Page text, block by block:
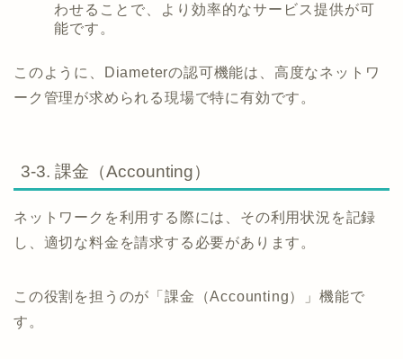
わせることで、より効率的なサービス提供が可
能です。
このように、Diameterの認可機能は、高度なネットワ
ーク管理が求められる現場で特に有効です。
3-3. 課金（Accounting）
ネットワークを利用する際には、その利用状況を記録
し、適切な料金を請求する必要があります。
この役割を担うのが「課金（Accounting）」機能で
す。